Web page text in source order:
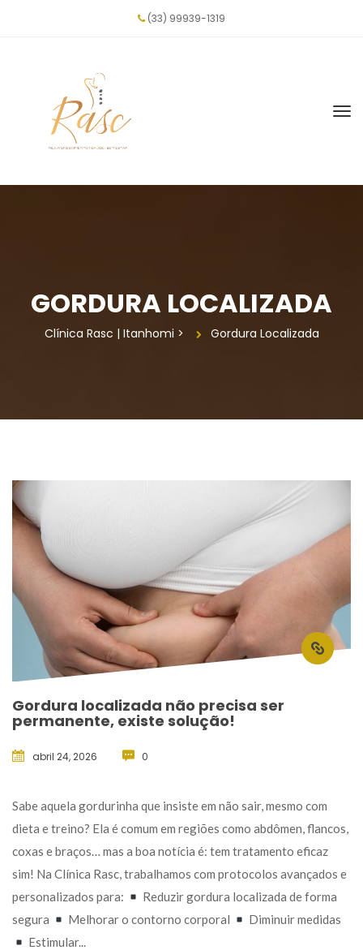
(33) 99939-1319
GORDURA LOCALIZADA
Clínica Rasc | Itanhomi > Gordura Localizada
Gordura localizada não precisa ser
permanente, existe solução!
abril 24, 2026 0
Sabe aquela gordurinha que insiste em não sair, mesmo com
dieta e treino? Ela é comum em regiões como abdômen, flancos,
coxas e braços… mas a boa notícia é: tem tratamento eficaz
im! Na Clínica Rasc, trabalhamos com protocolos avançados e
personalizados para:
Reduzir gordura localizada de forma
egura
Melhorar o contorno corporal
Diminuir medidas
Estimular...